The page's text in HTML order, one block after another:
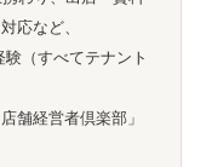
応など、
（すべてテナント
舗経営者倶楽部」